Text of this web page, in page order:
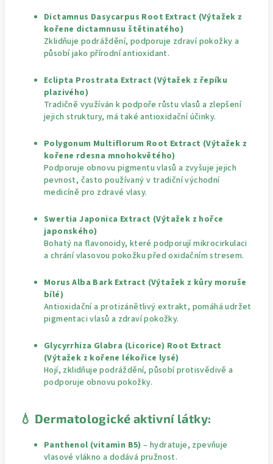
Dictamnus Dasycarpus Root Extract (Výtažek z
kořene dictamnusu štětinatého)
Zklidňuje podráždění, podporuje zdraví pokožky a
působí jako přírodní antioxidant.
Eclipta Prostrata Extract (Výtažek z řepíku
plazivého)
Tradičně využíván k podpoře růstu vlasů a zlepšení
jejich struktury, má také antioxidační účinky.
Polygonum Multiflorum Root Extract (Výtažek z
kořene rdesna mnohokvětého)
Podporuje obnovu pigmentu vlasů a zvyšuje jejich
pevnost, často používaný v tradiční východní
medicíně pro zdravé vlasy.
Swertia Japonica Extract (Výtažek z hořce
japonského)
Bohatý na flavonoidy, které podporují mikrocirkulaci
a chrání vlasovou pokožku před oxidačním stresem.
Morus Alba Bark Extract (Výtažek z kůry moruše
bílé)
Antioxidační a protizánětlivý extrakt, pomáhá udržet
pigmentaci vlasů a zdraví pokožky.
Glycyrrhiza Glabra (Licorice) Root Extract
(Výtažek z kořene lékořice lysé)
Hojí, zklidňuje podráždění, působí protisvědivě a
podporuje obnovu pokožky.
💧 Dermatologické aktivní látky:
Panthenol (vitamin B5) – hydratuje, zpevňuje
vlasové vlákno a dodává pružnost.